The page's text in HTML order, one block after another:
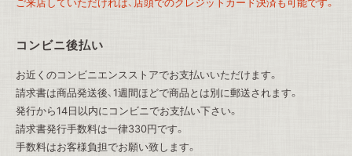
ご来店していただければ、店頭でのクレジットカード決済も可能です。
コンビニ後払い
お近くのコンビニエンスストアでお支払いいただけます。
請求書は商品発送後、1週間ほどで商品とは別に郵送されます。
発行から14日以内にコンビニでお支払い下さい。
請求書発行手数料は一律330円です。
手数料はお客様負担でお願い致します。